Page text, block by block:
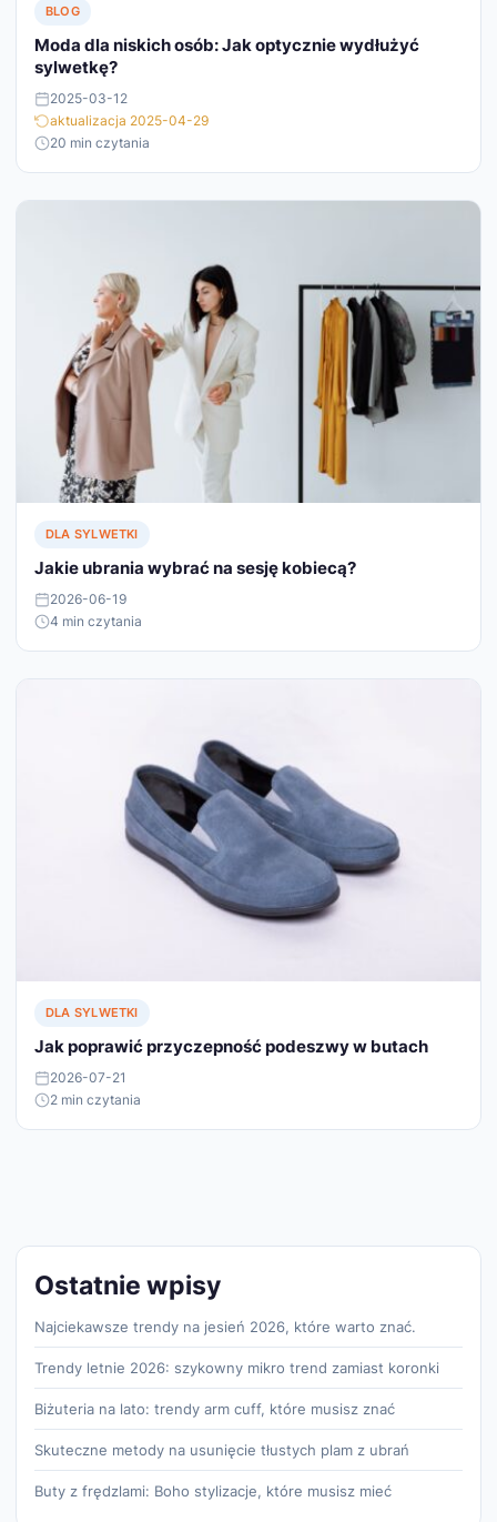
BLOG
Moda dla niskich osób: Jak optycznie wydłużyć
sylwetkę?
2025-03-12
aktualizacja 2025-04-29
20 min czytania
DLA SYLWETKI
Jakie ubrania wybrać na sesję kobiecą?
2026-06-19
4 min czytania
DLA SYLWETKI
Jak poprawić przyczepność podeszwy w butach
2026-07-21
2 min czytania
Ostatnie wpisy
Najciekawsze trendy na jesień 2026, które warto znać.
Trendy letnie 2026: szykowny mikro trend zamiast koronki
Biżuteria na lato: trendy arm cuff, które musisz znać
Skuteczne metody na usunięcie tłustych plam z ubrań
Buty z frędzlami: Boho stylizacje, które musisz mieć